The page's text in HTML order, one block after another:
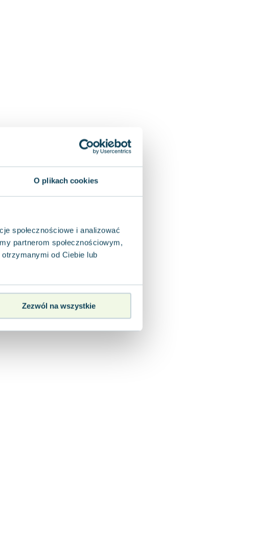
O plikach cookies
społecznościowe i analizować
partnerom społecznościowym,
od Ciebie lub
Zezwól na wszystkie